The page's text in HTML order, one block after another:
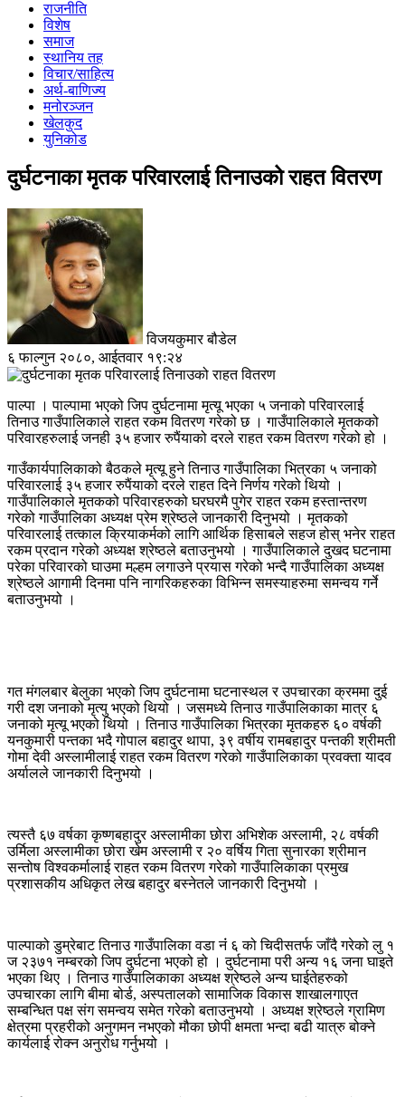
राजनीति
विशेष
समाज
स्थानिय तह
विचार/साहित्य
अर्थ-बाणिज्य
मनोरञ्जन
खेलकुद
युनिकोड
दुर्घटनाका मृतक परिवारलाई तिनाउको राहत वितरण
विजयकुमार बौडेल
६ फाल्गुन २०८०, आईतवार १९:२४
पाल्पा । पाल्पामा भएको जिप दुर्घटनामा मृत्यू भएका ५ जनाको परिवारलाई
तिनाउ गाउँपालिकाले राहत रकम वितरण गरेको छ । गाउँपालिकाले मृतकको
परिवारहरुलाई जनही ३५ हजार रुपैंयाको दरले राहत रकम वितरण गरेको हो ।
गाउँकार्यपालिकाको बैठकले मृत्यू हुने तिनाउ गाउँपालिका भित्रका ५ जनाको
परिवारलाई ३५ हजार रुपैंयाको दरले राहत दिने निर्णय गरेको थियो ।
गाउँपालिकाले मृतकको परिवारहरुको घरघरमै पुगेर राहत रकम हस्तान्तरण
गरेको गाउँपालिका अध्यक्ष प्रेम श्रेष्ठले जानकारी दिनुभयो । मृतकको
परिवारलाई तत्काल क्रियाकर्मको लागि आर्थिक हिसाबले सहज होस् भनेर राहत
रकम प्रदान गरेको अध्यक्ष श्रेष्ठले बताउनुभयो । गाउँपालिकाले दुखद घटनामा
परेका परिवारको घाउमा मल्हम लगाउने प्रयास गरेको भन्दै गाउँपालिका अध्यक्ष
श्रेष्ठले आगामी दिनमा पनि नागरिकहरुका विभिन्न समस्याहरुमा समन्वय गर्ने
बताउनुभयो ।
गत मंगलबार बेलुका भएको जिप दुर्घटनामा घटनास्थल र उपचारका क्रममा दुई
गरी दश जनाको मृत्यु भएको थियो । जसमध्ये तिनाउ गाउँपालिकाका मात्र ६
जनाको मृत्यू भएको थियो । तिनाउ गाउँपालिका भित्रका मृतकहरु ६० वर्षकी
यनकुमारी पन्तका भदै गोपाल बहादुर थापा, ३९ वर्षीय रामबहादुर पन्तकी श्रीमती
गोमा देवी अस्लामीलाई राहत रकम वितरण गरेको गाउँपालिकाका प्रवक्ता यादव
अर्यालले जानकारी दिनुभयो ।
त्यस्तै ६७ वर्षका कृष्णबहादुर अस्लामीका छोरा अभिशेक अस्लामी, २८ वर्षकी
उर्मिला अस्लामीका छोरा खेम अस्लामी र २० वर्षिय गिता सुनारका श्रीमान
सन्तोष विश्वकर्मालाई राहत रकम वितरण गरेको गाउँपालिकाका प्रमुख
प्रशासकीय अधिकृत लेख बहादुर बस्नेतले जानकारी दिनुभयो ।
पाल्पाको डुम्रेबाट तिनाउ गाउँपालिका वडा नंं ६ को चिदीसतर्फ जाँदै गरेको लु १
ज २३७१ नम्बरको जिप दुर्घटना भएको हो । दुर्घटनामा परी अन्य १६ जना घाइते
भएका थिए । तिनाउ गाउँपालिकाका अध्यक्ष श्रेष्ठले अन्य घाईतेहरुको
उपचारका लागि बीमा बोर्ड, अस्पतालको सामाजिक विकास शाखालगाएत
सम्बन्धित पक्ष संग समन्वय समेत गरेको बताउनुभयो । अध्यक्ष श्रेष्ठले ग्रामिण
क्षेत्रमा प्रहरीको अनुगमन नभएको मौका छोपी क्षमता भन्दा बढी यात्रु बोक्ने
कार्यलाई रोक्न अनुरोध गर्नुभयो ।